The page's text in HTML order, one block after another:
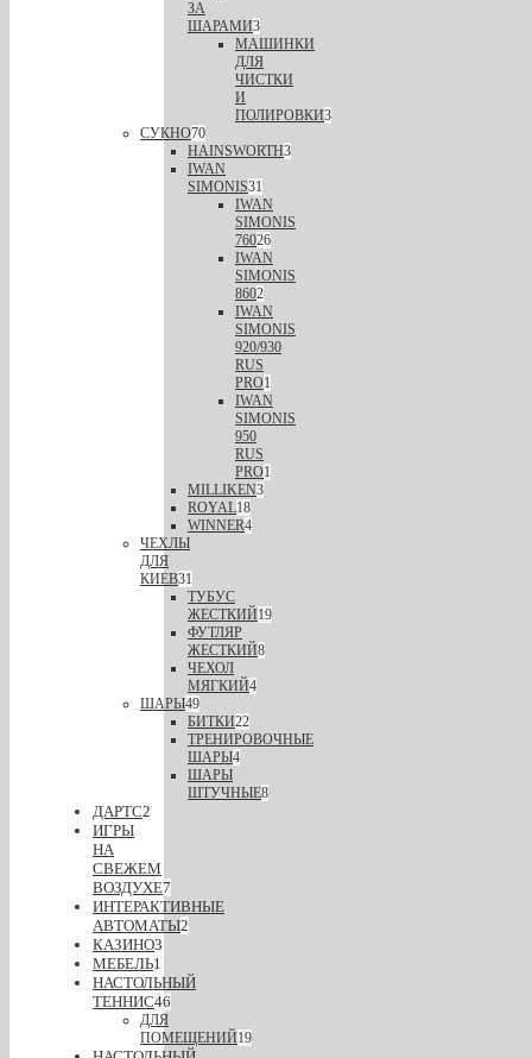
ЗА
ШАРАМИ3
МАШИНКИ
ДЛЯ
ЧИСТКИ
И
ПОЛИРОВКИ3
СУКНО70
HAINSWORTH3
IWAN
SIMONIS31
IWAN
SIMONIS
76026
IWAN
SIMONIS
8602
IWAN
SIMONIS
920/930
RUS
PRO1
IWAN
SIMONIS
950
RUS
PRO1
MILLIKEN3
ROYAL18
WINNER4
ЧЕХЛЫ
ДЛЯ
КИЕВ31
ТУБУС
ЖЕСТКИЙ19
ФУТЛЯР
ЖЕСТКИЙ8
ЧЕХОЛ
МЯГКИЙ4
ШАРЫ49
БИТКИ22
ТРЕНИРОВОЧНЫЕ
ШАРЫ4
ШАРЫ
ШТУЧНЫЕ8
ДАРТС2
ИГРЫ
НА
СВЕЖЕМ
ВОЗДУХЕ7
ИНТЕРАКТИВНЫЕ
АВТОМАТЫ2
КАЗИНО3
МЕБЕЛЬ1
НАСТОЛЬНЫЙ
ТЕННИС46
ДЛЯ
ПОМЕЩЕНИЙ19